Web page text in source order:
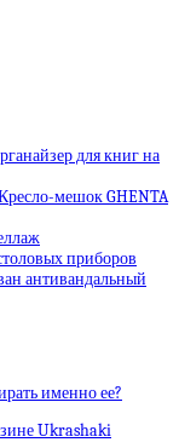
для книг на
мешок GHENTA
приборов
антивандальный
именно ее?
Ukrashaki